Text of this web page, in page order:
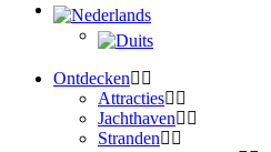
Ontdecken
Attracties
Jachthaven
Stranden